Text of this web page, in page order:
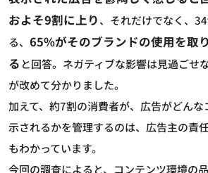
およそ9割に上り、それだけでなく、
る、 65%がそのブランドの使用を取
ると回答。ネガティブな影響は見過ごせ
が改めて分かりました。
加えて、約7割の消費者が、広告がどん
示されるかを管理するのは、広告主の責
もわかっています。
今回の調査によると、コンテンツ環境の